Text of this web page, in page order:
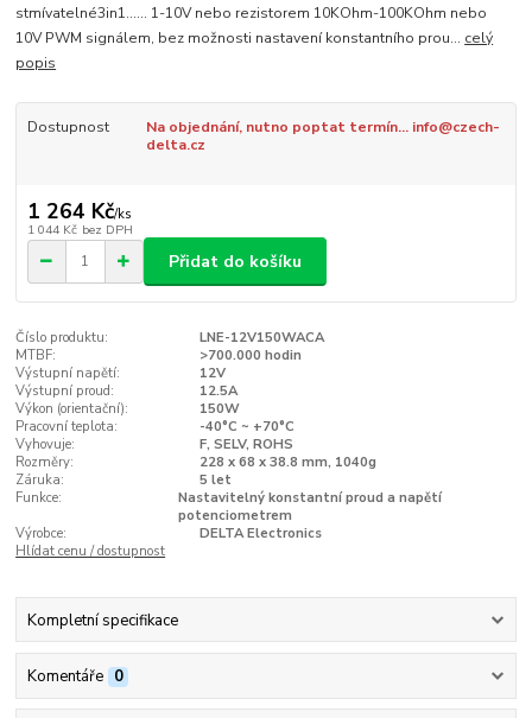
stmívatelné3in1...... 1-10V nebo rezistorem 10KOhm-100KOhm nebo
10V PWM signálem, bez možnosti nastavení konstantního prou... celý
popis
Dostupnost
Na objednání, nutno poptat termín... info@czech-
delta.cz
1 264 Kč/ks
1 044 Kč bez DPH
Přidat do košíku
Číslo produktu:
LNE-12V150WACA
MTBF:
>700.000 hodin
Výstupní napětí:
12V
Výstupní proud:
12.5A
Výkon (orientační):
150W
Pracovní teplota:
-40°C ~ +70°C
Vyhovuje:
F, SELV, ROHS
Rozměry:
228 x 68 x 38.8 mm, 1040g
Záruka:
5 let
Funkce:
Nastavitelný konstantní proud a napětí
potenciometrem
Výrobce:
DELTA Electronics
Hlídat cenu / dostupnost
Kompletní specifikace
Komentáře 0